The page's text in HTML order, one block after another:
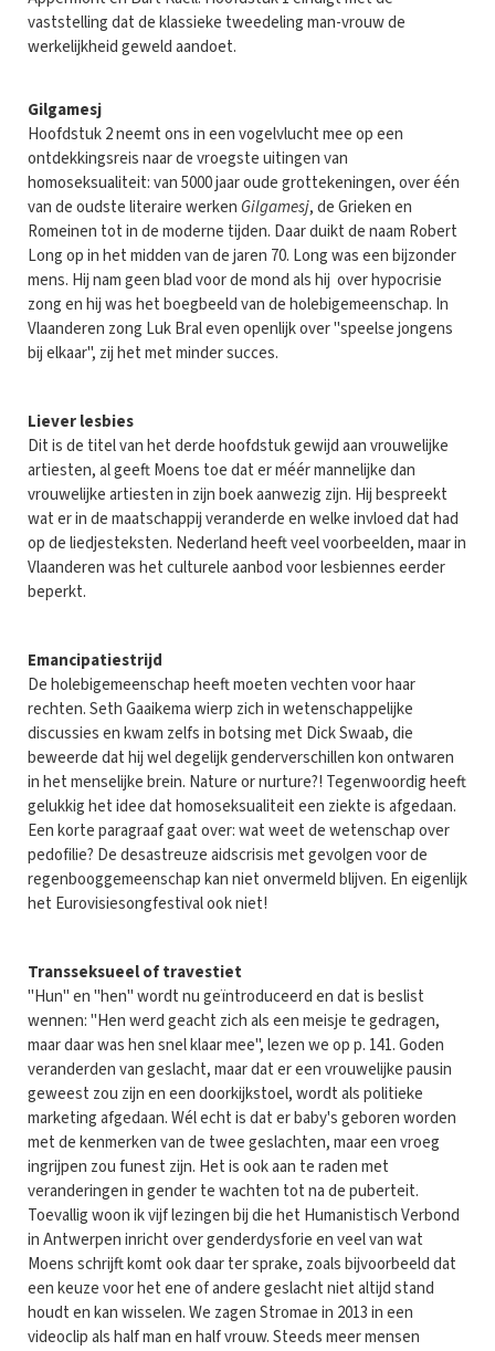
vaststelling dat de klassieke tweedeling man-vrouw de
werkelijkheid geweld aandoet.
Gilgamesj
Hoofdstuk 2 neemt ons in een vogelvlucht mee op een
ontdekkingsreis naar de vroegste uitingen van
homoseksualiteit: van 5000 jaar oude grottekeningen, over één
van de oudste literaire werkenGilgamesj, de Grieken en
Romeinen tot in de moderne tijden. Daar duikt de naam Robert
Long op in het midden van de jaren 70. Long was een bijzonder
mens. Hij nam geen blad voor de mond als hij over hypocrisie
zong en hij was het boegbeeld van de holebigemeenschap. In
Vlaanderen zong Luk Bral even openlijk over "speelse jongens
bij elkaar", zij het met minder succes.
Liever lesbies
Dit is de titel van het derde hoofdstuk gewijd aan vrouwelijke
artiesten, al geeft Moens toe dat er méér mannelijke dan
vrouwelijke artiesten in zijn boek aanwezig zijn. Hij bespreekt
wat er in de maatschappij veranderde en welke invloed dat had
op de liedjesteksten. Nederland heeft veel voorbeelden, maar in
Vlaanderen was het culturele aanbod voor lesbiennes eerder
beperkt.
Emancipatiestrijd
De holebigemeenschap heeft moeten vechten voor haar
rechten. Seth Gaaikema wierp zich in wetenschappelijke
discussies en kwam zelfs in botsing met Dick Swaab, die
beweerde dat hij wel degelijk genderverschillen kon ontwaren
in het menselijke brein. Nature or nurture?! Tegenwoordig heeft
gelukkig het idee dat homoseksualiteit een ziekte is afgedaan.
Een korte paragraaf gaat over: wat weet de wetenschap over
pedofilie? De desastreuze aidscrisis met gevolgen voor de
regenbooggemeenschap kan niet onvermeld blijven. En eigenlijk
het Eurovisiesongfestival ook niet!
Transseksueel of travestiet
"Hun" en "hen" wordt nu geïntroduceerd en dat is beslist
wennen: "Hen werd geacht zich als een meisje te gedragen,
maar daar was hen snel klaar mee", lezen we op p. 141. Goden
veranderden van geslacht, maar dat er een vrouwelijke pausin
geweest zou zijn en een doorkijkstoel, wordt als politieke
marketing afgedaan. Wél echt is dat er baby's geboren worden
met de kenmerken van de twee geslachten, maar een vroeg
ingrijpen zou funest zijn. Het is ook aan te raden met
veranderingen in gender te wachten tot na de puberteit.
Toevallig woon ik vijf lezingen bij die het Humanistisch Verbond
in Antwerpen inricht over genderdysforie en veel van wat
Moens schrijft komt ook daar ter sprake, zoals bijvoorbeeld dat
een keuze voor het ene of andere geslacht niet altijd stand
houdt en kan wisselen. We zagen Stromae in 2013 in een
videoclip als half man en half vrouw. Steeds meer mensen